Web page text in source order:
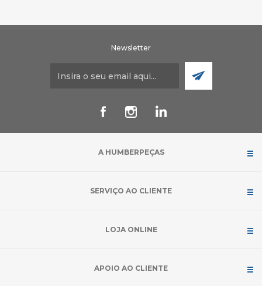
Newsletter
A HUMBERPEÇAS
SERVIÇO AO CLIENTE
LOJA ONLINE
APOIO AO CLIENTE